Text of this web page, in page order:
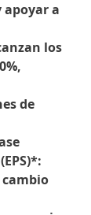
apoyar a
los
de
(EPS)*:
cambio